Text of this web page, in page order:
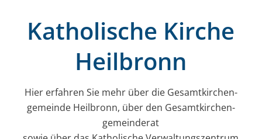
Katholische Kirche
Heilbronn
Hier erfahren Sie mehr über die Gesamt­kirchen­
gemeinde Heilbronn, über den Gesamt­kirchen­
gemeinderat